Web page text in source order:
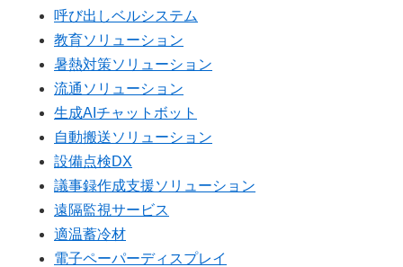
呼び出しベルシステム
教育ソリューション
暑熱対策ソリューション
流通ソリューション
生成AIチャットボット
自動搬送ソリューション
設備点検DX
議事録作成支援ソリューション
遠隔監視サービス
適温蓄冷材
電子ペーパーディスプレイ